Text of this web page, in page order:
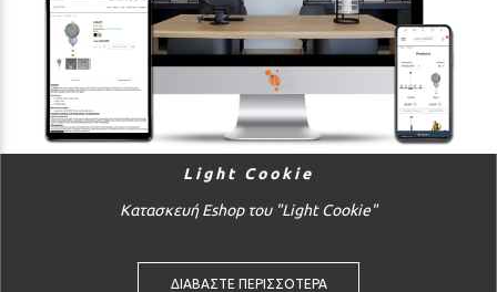
Light Cookie
Κατασκευή Eshop του "Light Cookie"
ΔΙΑΒΑΣΤΕ ΠΕΡΙΣΣΟΤΕΡΑ